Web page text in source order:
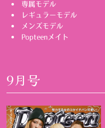
専属モデル
レギュラーモデル
メンズモデル
Popteenメイト
9月号